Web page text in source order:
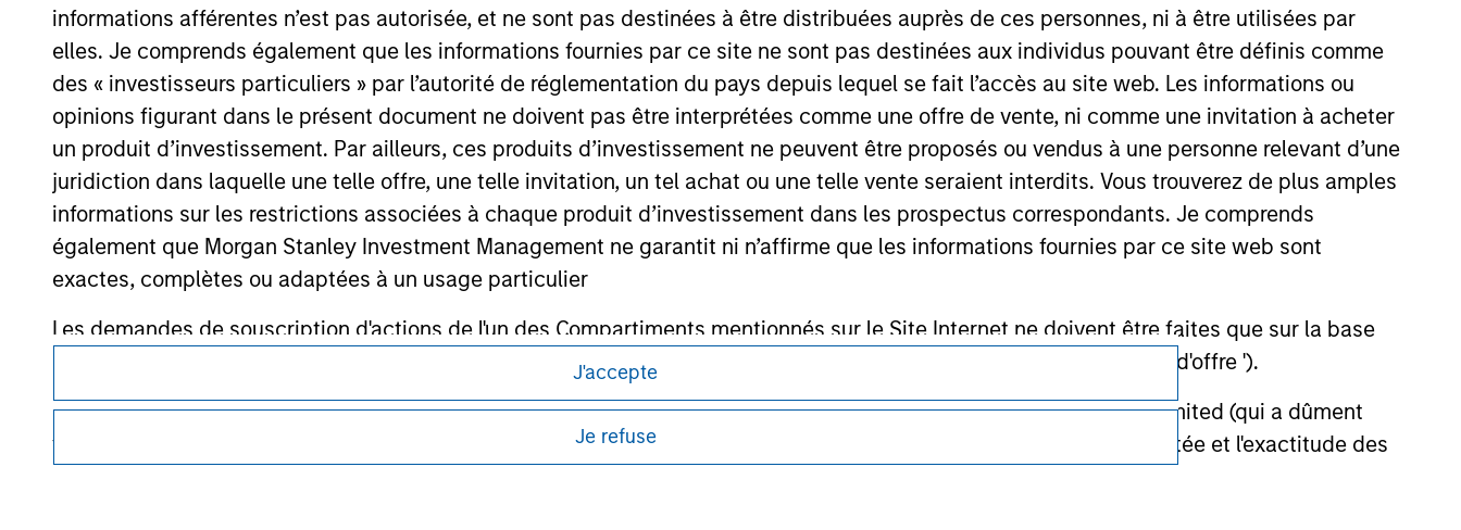
informations afférentes n’est pas autorisée, et ne sont pas destinées à être distribuées auprès de ces personnes, ni à être utilisées par
elles. Je comprends également que les informations fournies par ce site ne sont pas destinées aux individus pouvant être définis comme
des « investisseurs particuliers » par l’autorité de réglementation du pays depuis lequel se fait l’accès au site web. Les informations ou
opinions figurant dans le présent document ne doivent pas être interprétées comme une offre de vente, ni comme une invitation à acheter
un produit d’investissement. Par ailleurs, ces produits d’investissement ne peuvent être proposés ou vendus à une personne relevant d’une
juridiction dans laquelle une telle offre, une telle invitation, un tel achat ou une telle vente seraient interdits. Vous trouverez de plus amples
informations sur les restrictions associées à chaque produit d’investissement dans les prospectus correspondants. Je comprends
également que Morgan Stanley Investment Management ne garantit ni n’affirme que les informations fournies par ce site web sont
exactes, complètes ou adaptées à un usage particulier
Les demandes de souscription d'actions de l'un des Compartiments mentionnés sur le Site Internet ne doivent être faites que sur la base
des informations contenues dans le Prospectus, le Rapport annuel et le Rapport semestriel respectifs (' Documents d'offre ').
Les informations présentées sur le site Web sont, à la connaissance de Morgan Stanley Investment Management Limited (qui a dûment
veillé à ce que ce soit le cas), conformes à la réalité et ne comportent aucune omission susceptible d'affecter la portée et l'exactitude des
J'accepte
Je refuse
Morgan Stanley
Morgan Stanley Careers
Ce document est une communication promotionnelle.
Les utilisateurs sont invités à prendre connaissance des conditions d’utilisation avant d’engager toute
procédure, car celles-ci mentionnent des restrictions légales et réglementaires applicables à la diffusion
des informations relatives aux produits d’investissement de Morgan Stanley Investment Management.
Your Privacy Choices